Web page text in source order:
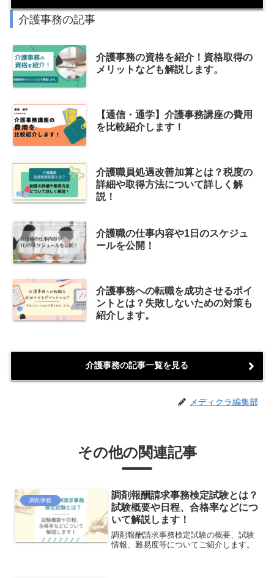
介護事務の記事
介護事務の資格を紹介！資格取得の
メリットなども解説します。
【通信・通学】介護事務講座の費用
を比較紹介します！
介護職員処遇改善加算とは？税度の
詳細や取得方法について詳しく解
説！
介護職の仕事内容や1日のスケジュ
ールを公開！
介護事務への転職を成功させるポイ
ントとは？失敗しないための対策も
紹介します。
介護事務の記事一覧を見る
メディクラ編集部
その他の関連記事
調剤事務
調剤報酬請求事務検定試験とは？
試験概要や日程、合格率などにつ
いて解説します！
調剤報酬請求事務検定試験の概要、試験
情報、難易度等についてご紹介します。